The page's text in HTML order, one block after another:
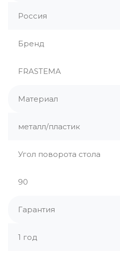
Россия
Бренд
FRASTEMA
Материал
металл/пластик
Угол поворота стола
90
Гарантия
1 год